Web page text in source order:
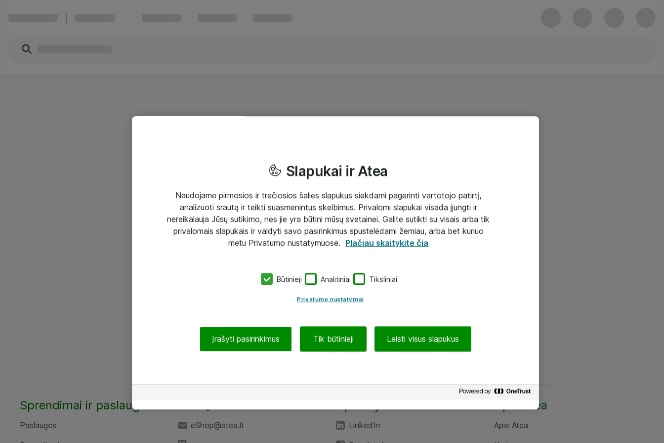
Sprendimai ir paslaugos
Paslaugos
eShop@atea.lt
LinkedIn
Apie Atea
Apie Atea
Slapukai ir Atea
Naudojame pirmosios ir trečiosios šalies slapukus siekdami pagerinti vartotojo patirtį,
analizuoti srautą ir teikti suasmenintus skelbimus. Privalomi slapukai visada įjungti ir
nereikalauja Jūsų sutikimo, nes jie yra būtini mūsų svetainei. Galite sutikti su visais arba tik
privalomais slapukais ir valdyti savo pasirinkimus spustelėdami žemiau, arba bet kuriuo
metu Privatumo nustatymuose. Plačiau skaitykite čia
Būtinieji Analitiniai Tiksliniai
Privatumo nustatymai
Įrašyti pasirinkimus Tik būtinieji Leisti visus slapukus